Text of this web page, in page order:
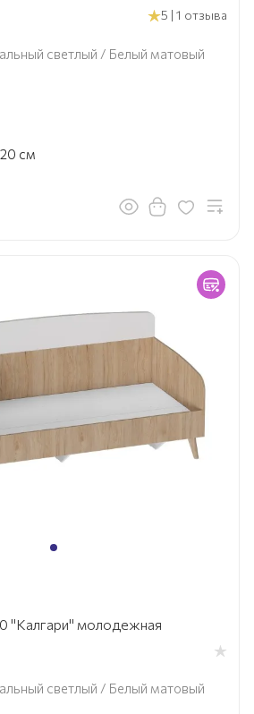
5 | 1 отзыва
светлый / Белый матовый
см
"Калгари" молодежная
светлый / Белый матовый